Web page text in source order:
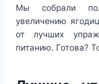
Мы собрали
увеличению
от лучших
питанию. Готова?